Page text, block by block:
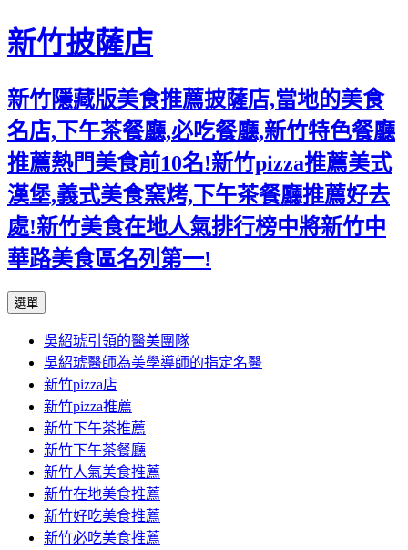
新竹披薩店
新竹隱藏版美食推薦披薩店,當地的美食
名店,下午茶餐廳,必吃餐廳,新竹特色餐廳
推薦熱門美食前10名!新竹pizza推薦美式
漢堡,義式美食窯烤,下午茶餐廳推薦好去
處!新竹美食在地人氣排行榜中將新竹中
華路美食區名列第一!
選單
主
要
內
容
吳紹琥引領的醫美團隊
吳紹琥醫師為美學導師的指定名醫
新竹pizza店
新竹pizza推薦
新竹下午茶推薦
新竹下午茶餐廳
新竹人氣美食推薦
新竹在地美食推薦
新竹好吃美食推薦
新竹必吃美食推薦